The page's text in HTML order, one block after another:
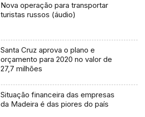
Nova operação para transportar
turistas russos (áudio)
Santa Cruz aprova o plano e
orçamento para 2020 no valor de
27,7 milhões
Situação financeira das empresas
da Madeira é das piores do país